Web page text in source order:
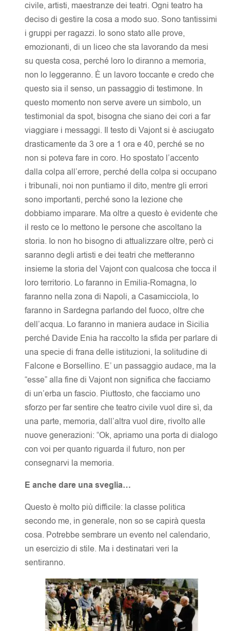
civile, artisti, maestranze dei teatri. Ogni teatro ha
deciso di gestire la cosa a modo suo. Sono tantissimi
i gruppi per ragazzi. Io sono stato alle prove,
emozionanti, di un liceo che sta lavorando da mesi
su questa cosa, perché loro lo diranno a memoria,
non lo leggeranno. È un lavoro toccante e credo che
questo sia il senso, un passaggio di testimone. In
questo momento non serve avere un simbolo, un
testimonial da spot, bisogna che siano dei cori a far
viaggiare i messaggi. Il testo di Vajont si è asciugato
drasticamente da 3 ore a 1 ora e 40, perché se no
non si poteva fare in coro. Ho spostato l’accento
dalla colpa all’errore, perché della colpa si occupano
i tribunali, noi non puntiamo il dito, mentre gli errori
sono importanti, perché sono la lezione che
dobbiamo imparare. Ma oltre a questo è evidente che
il resto ce lo mettono le persone che ascoltano la
storia. Io non ho bisogno di attualizzare oltre, però ci
saranno degli artisti e dei teatri che metteranno
insieme la storia del Vajont con qualcosa che tocca il
loro territorio. Lo faranno in Emilia-Romagna, lo
faranno nella zona di Napoli, a Casamicciola, lo
faranno in Sardegna parlando del fuoco, oltre che
dell’acqua. Lo faranno in maniera audace in Sicilia
perché Davide Enia ha raccolto la sfida per parlare di
una specie di frana delle istituzioni, la solitudine di
Falcone e Borsellino. E’ un passaggio audace, ma la
“esse” alla fine di Vajont non significa che facciamo
di un’erba un fascio. Piuttosto, che facciamo uno
sforzo per far sentire che teatro civile vuol dire sì, da
una parte, memoria, dall’altra vuol dire, rivolto alle
nuove generazioni: “Ok, apriamo una porta di dialogo
con voi per quanto riguarda il futuro, non per
consegnarvi la memoria.
E anche dare una sveglia…
Questo è molto più difficile: la classe politica
secondo me, in generale, non so se capirà questa
cosa. Potrebbe sembrare un evento nel calendario,
un esercizio di stile. Ma i destinatari veri la
sentiranno.